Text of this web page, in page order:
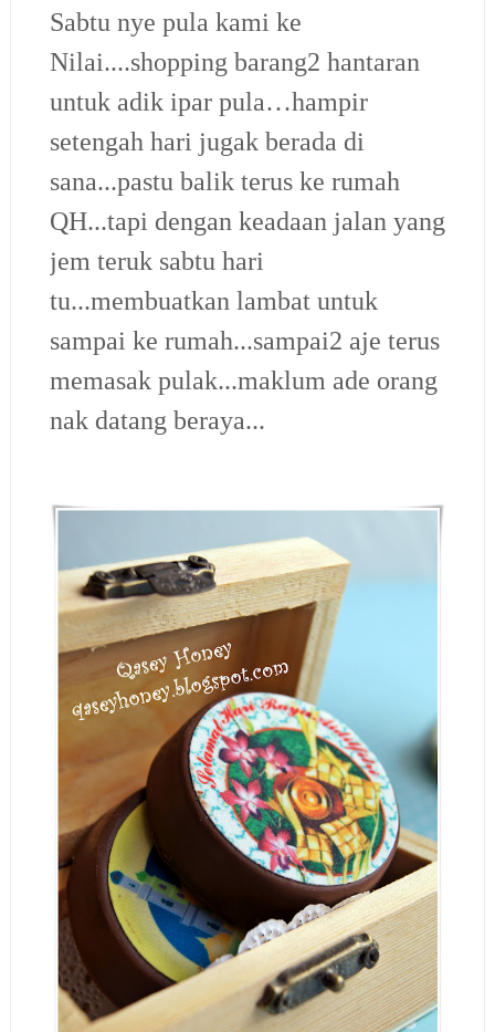
Sabtu nye pula kami ke
Nilai....shopping barang2 hantaran
untuk adik ipar pula…hampir
setengah hari jugak berada di
sana...pastu balik terus ke rumah
QH...tapi dengan keadaan jalan yang
jem teruk sabtu hari
tu...membuatkan lambat untuk
sampai ke rumah...sampai2 aje terus
memasak pulak...maklum ade orang
nak datang beraya...